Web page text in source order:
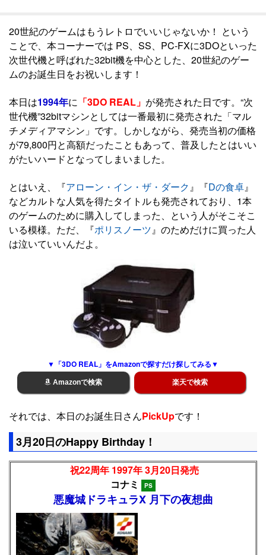
20世紀のゲームはもうレトロでいいじゃないか！ という
ことで、本コーナーでは PS、SS、PC-FXに3DOといった
次世代機と呼ばれた32bit機を中心とした、20世紀のゲー
ムのお誕生日をお祝いします！
本日は1994年に 「3DO REAL」 が発売された日です。“次
世代機”32bitマシンとしては一番最初に発売された「マル
チメディアマシン」です。しかしながら、発売当初の価格
が79,800円と高額だったこともあって、普及したとはいい
がたいハードとなってしまいました。
とはいえ、『アローン・イン・ザ・ダーク』『Dの食卓』
などカルトな人気を得たタイトルも発売されており、1本
のゲームのために購入してしまった、という人がそこそこ
いる模様。ただ、『ポリスノーツ』のためだけに買った人
は泣いていいんだよ。
▼「3DO REAL」をAmazonで探すだけ探してみる▼
Amazonで検索 楽天で検索
それでは、本日のお誕生日さんPickUpです！
3月20日のHappy Birthday！
祝22周年 1997年 3月20日発売
コナミ
PS
悪魔城ドラキュラX 月下の夜想曲